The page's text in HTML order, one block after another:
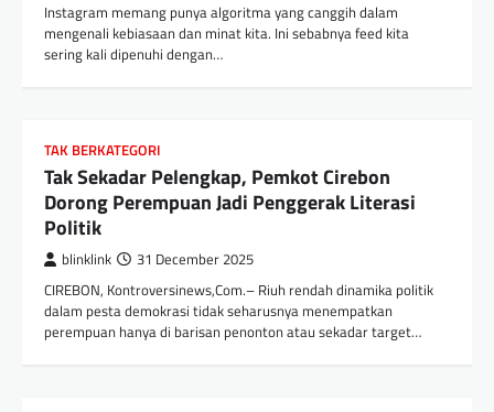
Instagram memang punya algoritma yang canggih dalam
mengenali kebiasaan dan minat kita. Ini sebabnya feed kita
sering kali dipenuhi dengan…
TAK BERKATEGORI
Tak Sekadar Pelengkap, Pemkot Cirebon
Dorong Perempuan Jadi Penggerak Literasi
Politik
blinklink 31 December 2025
CIREBON, Kontroversinews,Com.– Riuh rendah dinamika politik
dalam pesta demokrasi tidak seharusnya menempatkan
perempuan hanya di barisan penonton atau sekadar target…